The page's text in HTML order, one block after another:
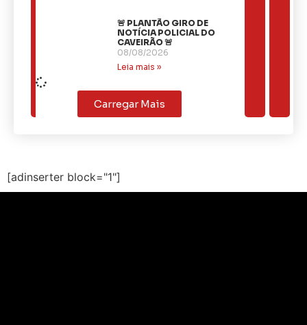
🚨 PLANTÃO GIRO DE
NOTÍCIA POLICIAL DO
CAVEIRÃO 🚨
08/08/2026
Leia mais »
Carregar Mais
[adinserter block="1"]